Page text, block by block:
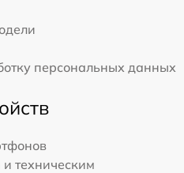
персональных данных
техническим